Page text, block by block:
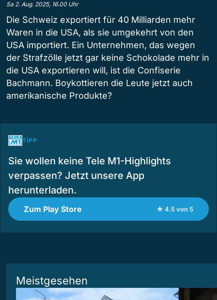
Sa 2. Aug. 2025, 16.00 Uhr
Die Schweiz exportiert für 40 Milliarden mehr
Waren in die USA, als sie umgekehrt von den
USA importiert. Ein Unternehmen, das wegen
der Strafzölle jetzt gar keine Schokolade mehr in
die USA exportieren will, ist die Confiserie
Bachmann. Boykottieren die Leute jetzt auch
amerikanische Produkte?
TIPP
Sie wollen keine Tele M1-Highlights
verpassen? Jetzt unsere App
herunterladen.
Zum Play Store ★ 4.5 von 5
Meistgesehen